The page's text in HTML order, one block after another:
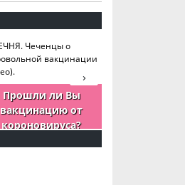
Прошли ли Вы
вакцинацию от
короновируса?
›